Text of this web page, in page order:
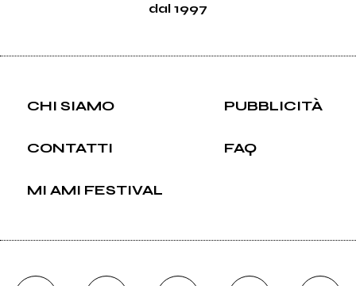
dal 1997
CHI SIAMO PUBBLICITÀ
CONTATTI FAQ
MI AMI FESTIVAL